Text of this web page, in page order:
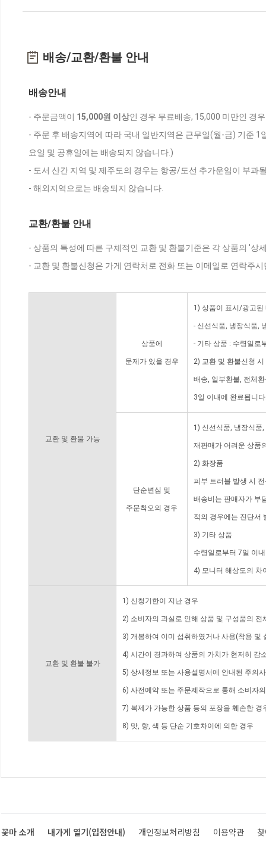
배송/교환/환불 안내
배송안내
- 주문금액이 15,000원 이상인 경우 무료배송, 15,000 미만인 경
- 주문 후 배송지역에 따라 국내 일반지역은 근무일(월-금) 기준
요일 및 공휴일에는 배송되지 않습니다.)
- 도서 산간 지역 및 제주도의 경우는 항공/도선 추가운임이 부과
- 해외지역으로는 배송되지 않습니다.
교환/환불 안내
- 상품의 특성에 따른 구체적인 교환 및 환불기준은 각 상품의 '상
- 교환 및 환불신청은 가게 연락처로 전화 또는 이메일로 연락주
교환 및 환불 가능
상품에
문제가 있을 경우
1) 상품이 표시/광고된
- 신선식품, 냉장식품,
- 기타 상품 : 수령일로
2) 교환 및 환불신청
배송, 일부환불, 전체
3일 이내에 완료됩니
단순변심 및
주문착오의 경우
1) 신선식품, 냉장식품
재판매가 어려운 상품
2) 화장품
피부 트러블 발생 시
배송비는 판매자가 부
적의 경우에는 진단서
3) 기타 상품
수령일로부터 7일 이
4) 모니터 해상도의 차
교환 및 환불 불가
1) 신청기한이 지난 경우
2) 소비자의 과실로 인해 상품 및 구성품의
3) 개봉하여 이미 섭취하였거나 사용(착용 및
4) 시간이 경과하여 상품의 가치가 현저히 감
5) 상세정보 또는 사용설명서에 안내된 주의
6) 사전예약 또는 주문제작으로 통해 소비자
7) 복제가 가능한 상품 등의 포장을 훼손한 경
8) 맛, 향, 색 등 단순 기호차이에 의한 경우
꽃마 소개 내가게 열기(입점안내) 개인정보처리방침 이용약관